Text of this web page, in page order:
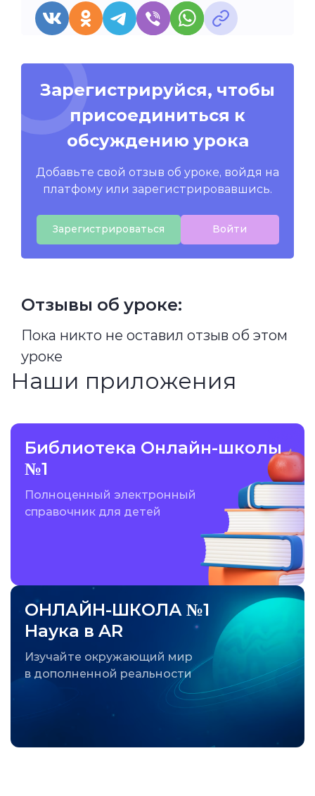
Зарегистрируйся, чтобы
присоединиться к
обсуждению урока
Добавьте свой отзыв об уроке, войдя на
платфому или зарегистрировавшись.
Зарегистрироваться Войти
Отзывы об уроке:
Пока никто не оставил отзыв об этом
уроке
Наши приложения
Библиотека Онлайн-школы
№1
Полноценный электронный
справочник для детей
ОНЛАЙН-ШКОЛА №1
Наука в AR
Изучайте окружающий мир
в дополненной реальности